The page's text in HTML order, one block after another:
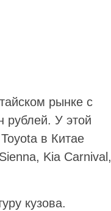
рынке с
рублей. У этой
в Китае
Kia Carnival,
кузова.